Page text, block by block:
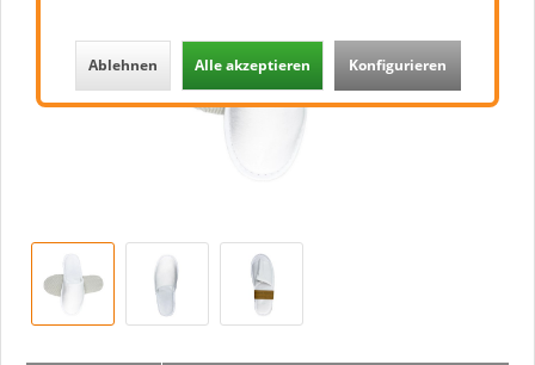
Ablehnen Alle akzeptieren Konfigurieren